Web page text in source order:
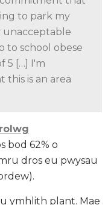
to park my
unacceptable
to school obese
5 […] I'm
is an area
bod 62% o
dros eu pwysau
ymhlith plant. Mae